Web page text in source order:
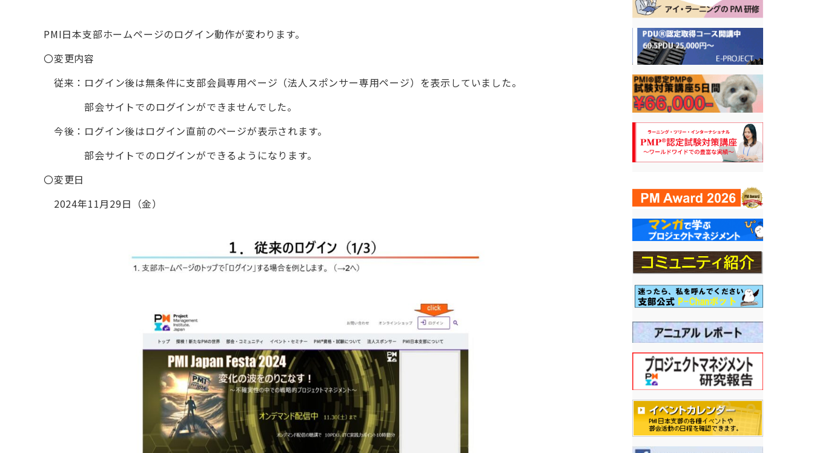
PMI日本支部ホームページのログイン動作が変わります。
〇変更内容
従来：ログイン後は無条件に支部会員専用ページ（法人スポンサー専用ページ）を表示していました。
部会サイトでのログインができませんでした。
今後：ログイン後はログイン直前のページが表示されます。
部会サイトでのログインができるようになります。
〇変更日
2024年11月29日（金）